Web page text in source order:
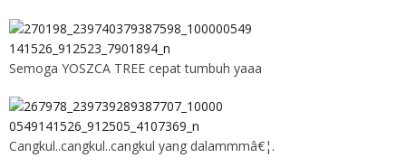
Semoga YOSZCA TREE cepat tumbuh yaaa
Cangkul..cangkul..cangkul yang dalammmâ€¦.